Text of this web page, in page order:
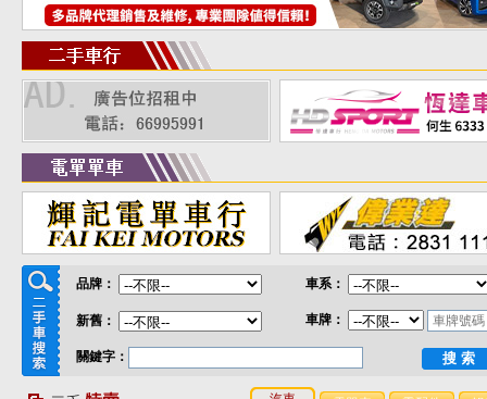
品牌： 車系：
新舊： 車牌：
關鍵字： 搜 索